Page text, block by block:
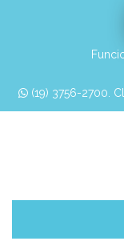
(19) 3756-2700.